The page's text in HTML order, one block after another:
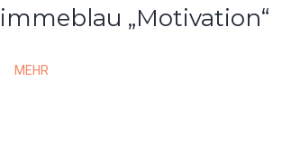
„Motivation“
MEHR